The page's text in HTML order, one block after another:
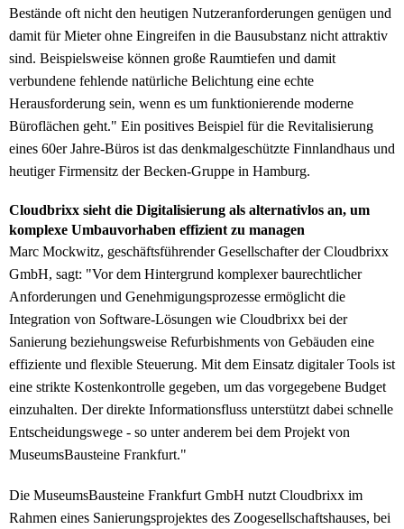
Bestände oft nicht den heutigen Nutzeranforderungen genügen und
damit für Mieter ohne Eingreifen in die Bausubstanz nicht attraktiv
sind. Beispielsweise können große Raumtiefen und damit
verbundene fehlende natürliche Belichtung eine echte
Herausforderung sein, wenn es um funktionierende moderne
Büroflächen geht." Ein positives Beispiel für die Revitalisierung
eines 60er Jahre-Büros ist das denkmalgeschützte Finnlandhaus und
heutiger Firmensitz der Becken-Gruppe in Hamburg.
Cloudbrixx sieht die Digitalisierung als alternativlos an, um
komplexe Umbauvorhaben effizient zu managen
Marc Mockwitz, geschäftsführender Gesellschafter der Cloudbrixx
GmbH, sagt: "Vor dem Hintergrund komplexer baurechtlicher
Anforderungen und Genehmigungsprozesse ermöglicht die
Integration von Software-Lösungen wie Cloudbrixx bei der
Sanierung beziehungsweise Refurbishments von Gebäuden eine
effiziente und flexible Steuerung. Mit dem Einsatz digitaler Tools ist
eine strikte Kostenkontrolle gegeben, um das vorgegebene Budget
einzuhalten. Der direkte Informationsfluss unterstützt dabei schnelle
Entscheidungswege - so unter anderem bei dem Projekt von
MuseumsBausteine Frankfurt."
Die MuseumsBausteine Frankfurt GmbH nutzt Cloudbrixx im
Rahmen eines Sanierungsprojektes des Zoogesellschaftshauses, bei